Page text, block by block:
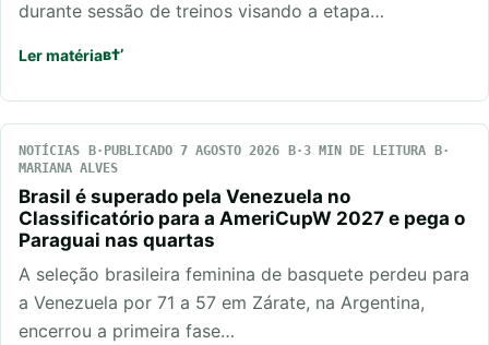
durante sessão de treinos visando a etapa…
Ler matéria
NOTÍCIAS PUBLICADO 7 AGOSTO 2026
3 MIN DE LEITURA
MARIANA ALVES
Brasil é superado pela Venezuela no
Classificatório para a AmeriCupW 2027 e pega o
Paraguai nas quartas
A seleção brasileira feminina de basquete perdeu para
a Venezuela por 71 a 57 em Zárate, na Argentina,
encerrou a primeira fase…